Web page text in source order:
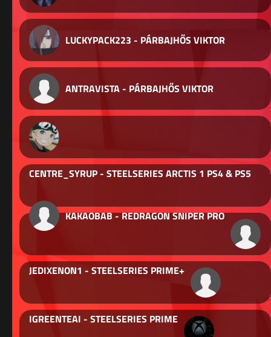
LUCKYPACK223 - PÁRBAJHŐS VIKTOR
ANTRAVISTA - PÁRBAJHŐS VIKTOR
CENTRE_SYRUP - STEELSERIES ARCTIS 1 PS4 & PS5
KAKAOBAB - REDRAGON SNIPER PRO
JEDIXENON1 - STEELSERIES PRIME+
IGREENTEAI - STEELSERIES PRIME